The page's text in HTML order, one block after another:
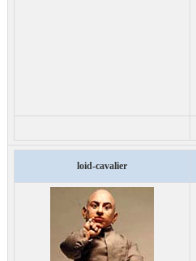
loid-cavalier